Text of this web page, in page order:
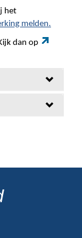
het
melden.
dan op